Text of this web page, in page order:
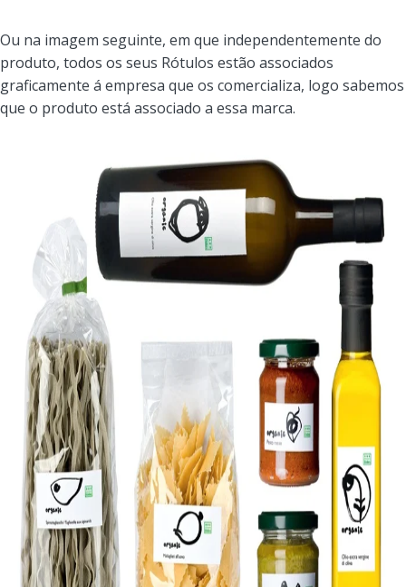
Ou na imagem seguinte, em que independentemente do
produto, todos os seus Rótulos estão associados
graficamente á empresa que os comercializa, logo sabemos
que o produto está associado a essa marca.